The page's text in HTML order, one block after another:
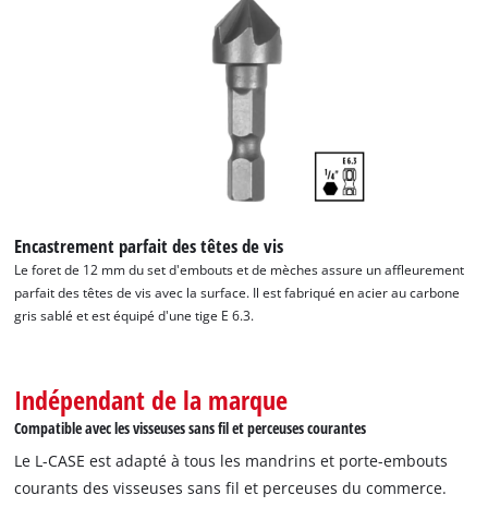
Nous avons besoin de ton accord pour
pouvoir charger Google Maps !
This content is not permitted to load due
to trackers that are not disclosed to the
the site with their CMP to add this content
to the list of technologies used.
Powered by Usercentrics Consent
Encastrement parfait des têtes de vis
Le foret de 12 mm du set d'embouts et de mèches assure un affleurement
parfait des têtes de vis avec la surface. Il est fabriqué en acier au carbone
gris sablé et est équipé d'une tige E 6.3.
Indépendant de la marque
Compatible avec les visseuses sans fil et perceuses courantes
Le L-CASE est adapté à tous les mandrins et porte-embouts
courants des visseuses sans fil et perceuses du commerce.